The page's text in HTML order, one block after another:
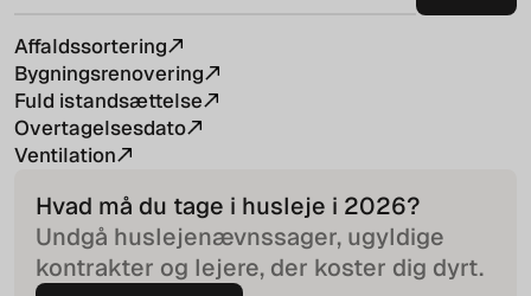
Affaldssortering
Bygningsrenovering
Fuld istandsættelse
Overtagelsesdato
Ventilation
Hvad må du tage i husleje i 2026?
Undgå huslejenævnssager, ugyldige
kontrakter og lejere, der koster dig dyrt.